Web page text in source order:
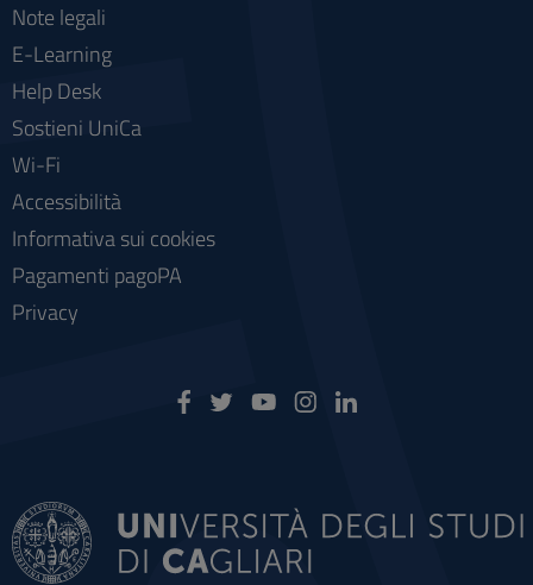
Note legali
E-Learning
Help Desk
Sostieni UniCa
Wi-Fi
Accessibilità
Informativa sui cookies
Pagamenti pagoPA
Privacy